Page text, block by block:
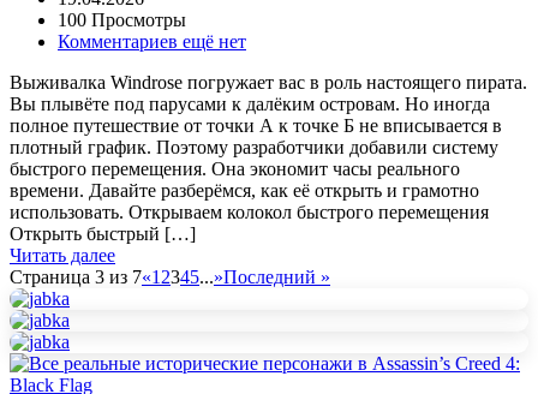
100 Просмотры
Комментариев ещё нет
Выживалка Windrose погружает вас в роль настоящего пирата.
Вы плывёте под парусами к далёким островам. Но иногда
полное путешествие от точки А к точке Б не вписывается в
плотный график. Поэтому разработчики добавили систему
быстрого перемещения. Она экономит часы реального
времени. Давайте разберёмся, как её открыть и грамотно
использовать. Открываем колокол быстрого перемещения
Открыть быстрый […]
Читать далее
Страница 3 из 7«12345...»Последний »